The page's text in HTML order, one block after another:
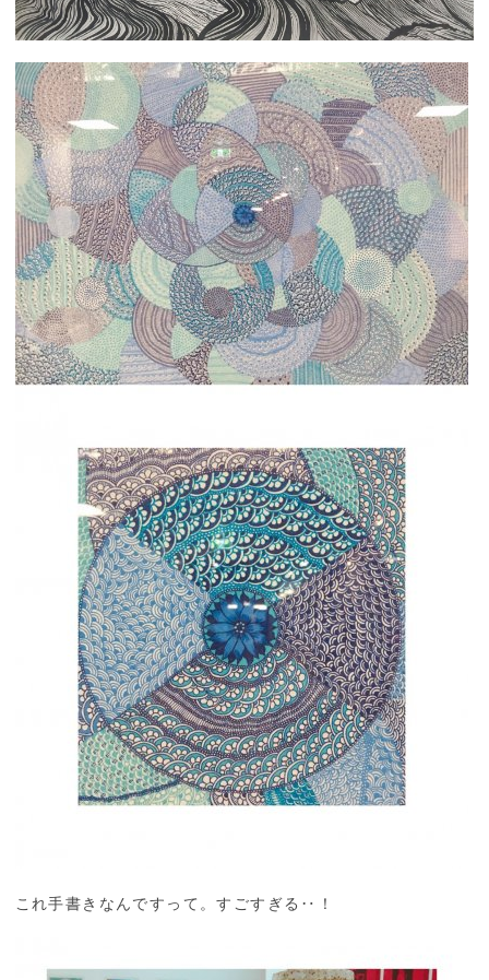
これ手書きなんですって。すごすぎる‥！